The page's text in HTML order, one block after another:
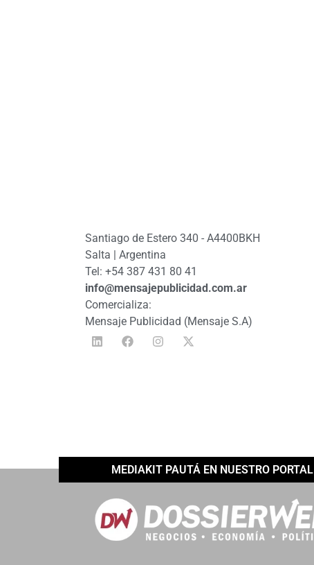
Santiago de Estero 340 - A4400BKH
Salta | Argentina
Tel: +54 387 431 80 41
info@mensajepublicidad.com.ar
Comercializa:
Mensaje Publicidad (Mensaje S.A)
MEDIAKIT PAUTÁ EN NUESTRO PORTAL